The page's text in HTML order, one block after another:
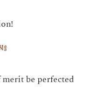
be perfected